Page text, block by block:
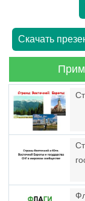
Скачать